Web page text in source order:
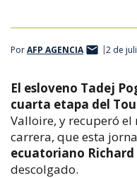
PorAFP AGENCIA 2 de
El esloveno Tadej
cuarta etapa del
Valloire, y recuperó
carrera, que esta
ecuatoriano Richard
descolgado.